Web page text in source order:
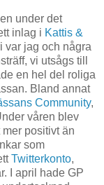
under det
inlag i Kattis &
var jag och några
vi utsågs till
en hel del roliga
Bland annat
Community,
våren blev
mer positivt än
som
Twitterkonto,
I april hade GP